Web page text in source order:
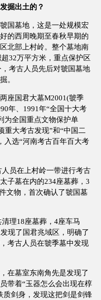
掘出土的？
国墓地，这是一处规模宏
的西周晚期至春秋早期的
北部上村岭。整个墓地南
32万平方米，重点保护区
考古人员先后对虢国墓地
。
座国君大墓M2001(虢季
年、1991年“全国十大考
为全国重点文物保护单
重大考古发现”和“中国二
入选“河南考古百年百大考
员在上村岭一带进行考古
子墓在内的234座墓葬，3
文物，首次确认了虢国墓
理18座墓葬，4座车马
现了国君兆域区，明确了
考古人员在虢季墓中发现
在墓室东南角先是发现了
带着“玉器怎么会出现在椁
质剑身，发现这把剑是剑锋